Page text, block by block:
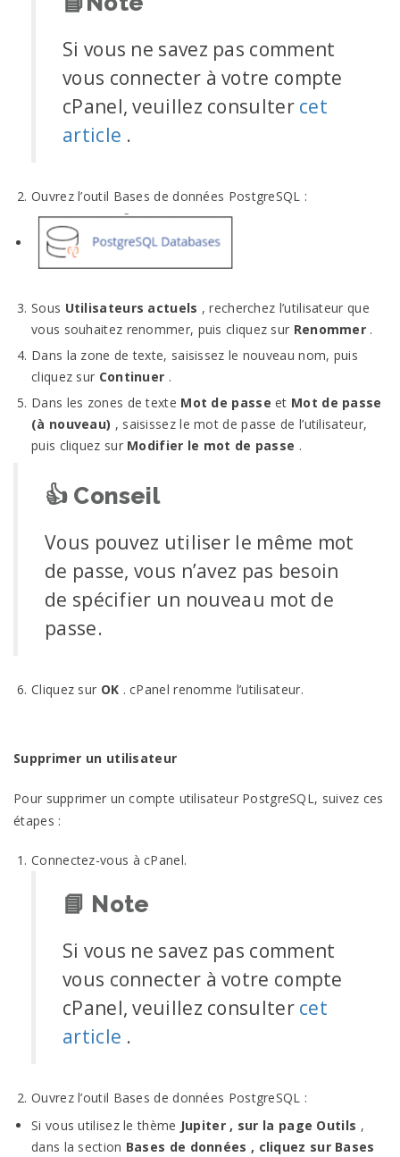
Si vous ne savez pas comment
vous connecter à votre compte
cPanel, veuillez consulter cet
article .
Ouvrez l’outil Bases de données PostgreSQL :
Sous Utilisateurs actuels , recherchez l’utilisateur que
vous souhaitez renommer, puis cliquez sur Renommer .
Dans la zone de texte, saisissez le nouveau nom, puis
cliquez sur Continuer .
Dans les zones de texte Mot de passe et Mot de passe
(à nouveau) , saisissez le mot de passe de l’utilisateur,
puis cliquez sur Modifier le mot de passe .
👍 Conseil
Vous pouvez utiliser le même mot
de passe, vous n’avez pas besoin
de spécifier un nouveau mot de
passe.
Cliquez sur OK . cPanel renomme l’utilisateur.
Supprimer un utilisateur
Pour supprimer un compte utilisateur PostgreSQL, suivez ces
étapes :
Connectez-vous à cPanel.
📘 Note
Si vous ne savez pas comment
vous connecter à votre compte
cPanel, veuillez consulter cet
article .
Ouvrez l’outil Bases de données PostgreSQL :
Si vous utilisez le thème Jupiter , sur la page Outils ,
dans la section Bases de données , cliquez sur Bases